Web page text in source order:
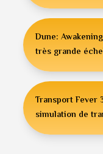
Dune:
très grande
Transport Fever
simulation de